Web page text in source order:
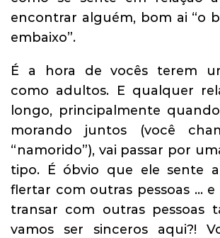
encontrar alguém, bom ai “o
embaixo”.
É a hora de vocês terem
como adultos. E qualquer
longo, principalmente
morando juntos (você
“namorido”), vai passar por
tipo. É óbvio que ele sente
flertar com outras pessoas … e
transar com outras pessoas
vamos ser sinceros aqui?!